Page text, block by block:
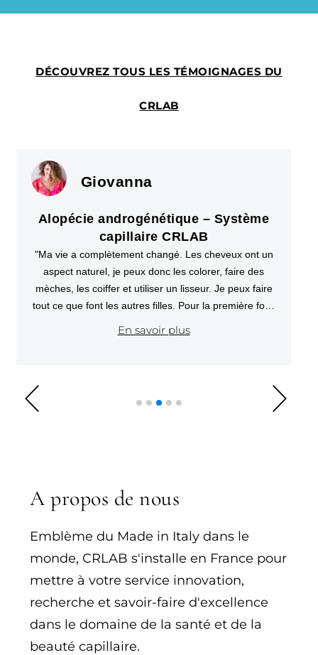
DÉCOUVREZ TOUS LES TÉMOIGNAGES DU
CRLAB
Giovanna
Alopécie androgénétique – Système
capillaire CRLAB
"Ma vie a complètement changé. Les cheveux ont un
aspect naturel, je peux donc les colorer, faire des
mèches, les coiffer et utiliser un lisseur. Je peux faire
tout ce que font les autres filles. Pour la première fois,
En savoir plus
A propos de nous
Emblème du Made in Italy dans le
monde, CRLAB s'installe en France pour
mettre à votre service innovation,
recherche et savoir-faire d'excellence
dans le domaine de la santé et de la
beauté capillaire.